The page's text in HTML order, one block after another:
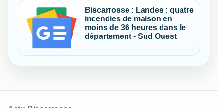
Biscarrosse : Landes : quatre
incendies de maison en
moins de 36 heures dans le
département - Sud Ouest